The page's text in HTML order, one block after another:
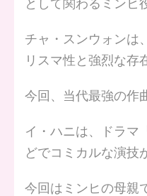
として関わるミンヒ
チャ・スンウォンは
リスマ性と強烈な存
今回、当代最強の作
イ・ハニは、ドラマ
どでコミカルな演技
今回はミンヒの母親